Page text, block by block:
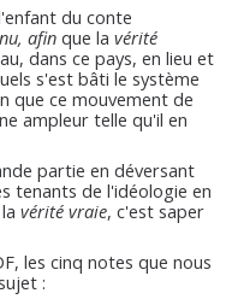
du conte
afin que la vérité
dans ce pays, en lieu et
s'est bâti le système
que ce mouvement de
ampleur telle qu'il en
partie en déversant
tenants de l'idéologie en
vérité vraie, c'est saper
cinq notes que nous
: